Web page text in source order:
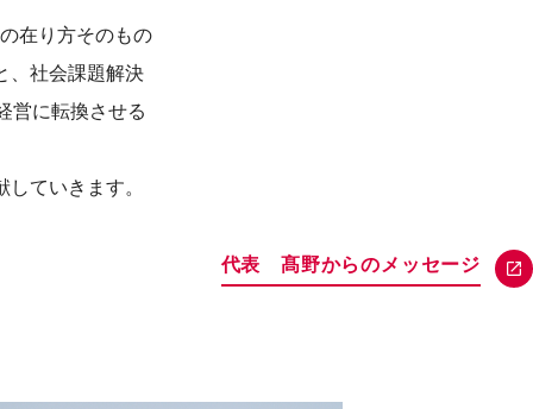
在り方そのもの
、社会課題解決
営に転換させる
ていきます。
代表 髙野からのメッセージ